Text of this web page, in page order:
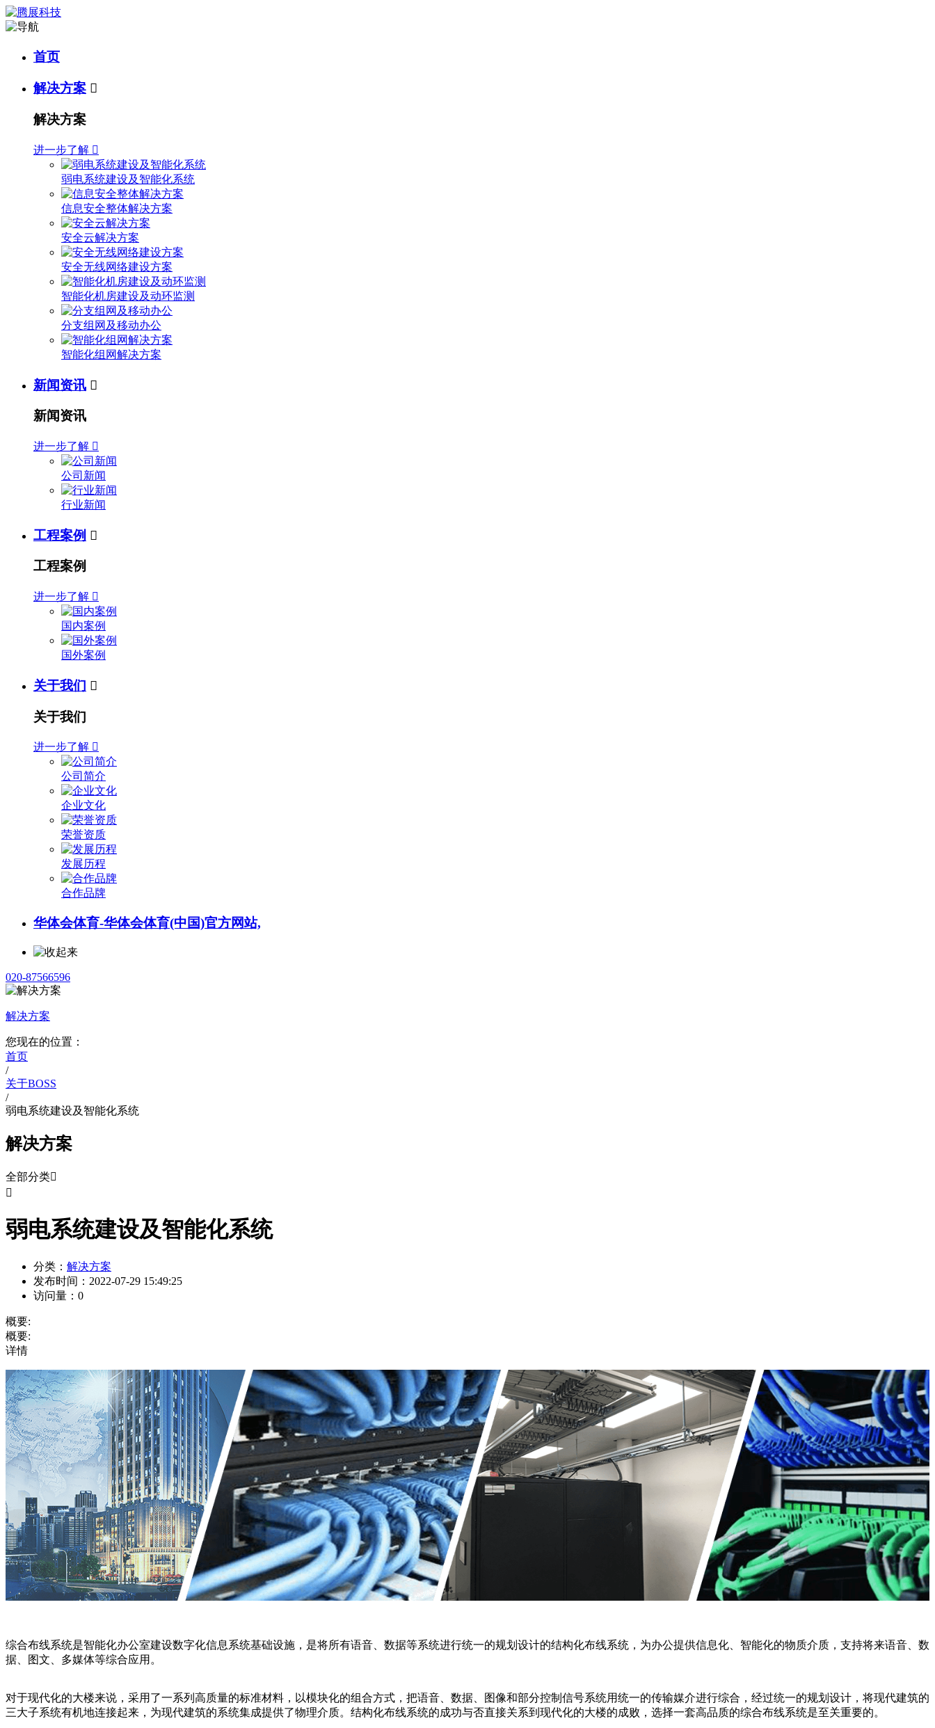
首页
解决方案 
解决方案
进一步了解 
弱电系统建设及智能化系统
信息安全整体解决方案
安全云解决方案
安全无线网络建设方案
智能化机房建设及动环监测
分支组网及移动办公
智能化组网解决方案
新闻资讯 
新闻资讯
进一步了解 
公司新闻
行业新闻
工程案例 
工程案例
进一步了解 
国内案例
国外案例
关于我们 
关于我们
进一步了解 
公司简介
企业文化
荣誉资质
发展历程
合作品牌
华体会体育-华体会体育(中国)官方网站,
020-87566596
解决方案
您现在的位置：
首页
/
关于BOSS
/
弱电系统建设及智能化系统
解决方案
全部分类

弱电系统建设及智能化系统
分类： 解决方案
发布时间： 2022-07-29 15:49:25
访问量： 0
概要:
概要:
详情
综合布线系统是智能化办公室建设数字化信息系统基础设施，是将所有语音、数据等系统进行统一的规划设计的结构化布线系统，为办公提供信息化、智能化的物质介质，支持将来语音、数
据、图文、多媒体等综合应用。
对于现代化的大楼来说，采用了一系列高质量的标准材料，以模块化的组合方式，把语音、数据、图像和部分控制信号系统用统一的传输媒介进行综合，经过统一的规划设计，将现代建筑的
三大子系统有机地连接起来，为现代建筑的系统集成提供了物理介质。结构化布线系统的成功与否直接关系到现代化的大楼的成败，选择一套高品质的综合布线系统是至关重要的。